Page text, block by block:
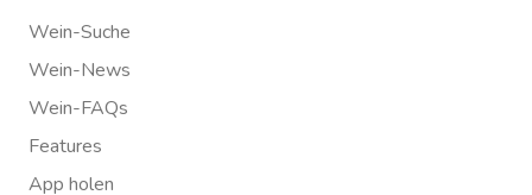
Wein-Suche
Wein-News
Wein-FAQs
Features
App holen